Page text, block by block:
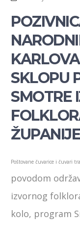
SKLOPU
SMOTRE
Poštovane čuvarice i čuvari
povodom
izvornog
kolo, program